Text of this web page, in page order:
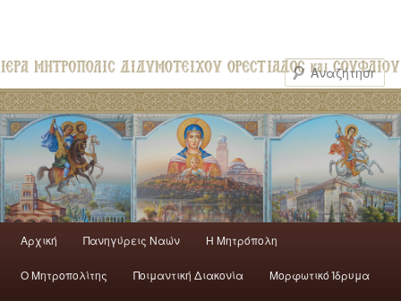
Αρχική Πανηγύρεις Ναών H Mητρόπολη
Ο Mητροπολίτης Ποιμαντική Διακονία Μορφωτικό Ίδρυμα